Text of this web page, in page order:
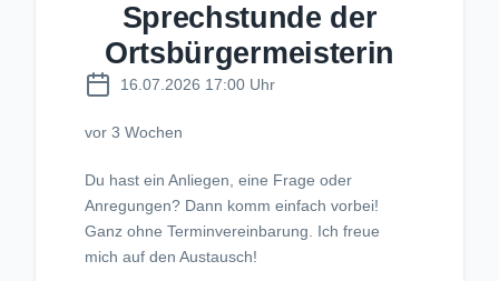
Sprechstunde der
Ortsbürgermeisterin
16.07.2026 17:00 Uhr
vor 3 Wochen
Du hast ein Anliegen, eine Frage oder
Anregungen? Dann komm einfach vorbei!
Ganz ohne Terminvereinbarung. Ich freue
mich auf den Austausch!